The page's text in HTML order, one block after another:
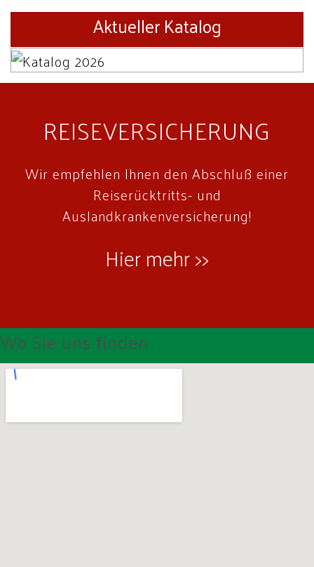
Aktueller Katalog
REISEVERSICHERUNG
Wir empfehlen Ihnen den Abschluß einer
Reiserücktritts- und
Auslandkrankenversicherung!
Hier mehr >>
Wo Sie uns finden